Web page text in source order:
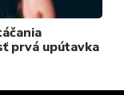
prvá upútavka